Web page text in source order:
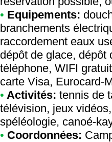
• Equipements:
branchements
raccordement eaux
dépôt de glace, dépôt
téléphone, WIFI
carte Visa, Eurocard-
• Activités: tennis de
télévision, jeux
spéléologie, canoé-
• Coordonnées: